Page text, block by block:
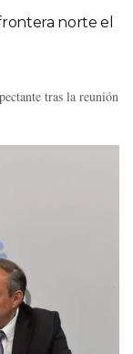
norte el
tras la reunión